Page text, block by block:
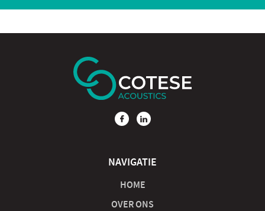
NAVIGATIE
HOME
OVER ONS